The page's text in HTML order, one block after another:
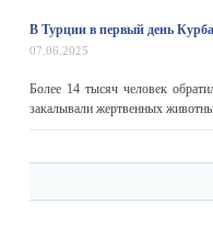
В Турции в первый день
07.06.2025
Более 14 тысяч человек
закалывали жертвенных